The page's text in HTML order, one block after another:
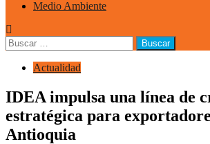
Medio Ambiente
Buscar:
Actualidad
IDEA impulsa una línea de
estratégica para
Antioquia